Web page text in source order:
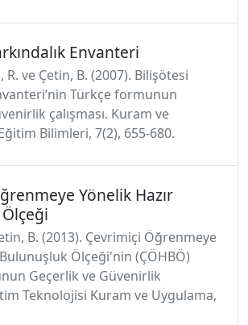
Envanteri
R. ve Çetin, B. (2007). Bilişötesi
Türkçe formunun
çalışması. Kuram ve
Bilimleri, 7(2), 655-680.
Yönelik Hazır
B. (2013). Çevrimiçi Öğrenmeye
Ölçeği'nin (ÇÖHBÖ)
Geçerlik ve Güvenirlik
Teknolojisi Kuram ve Uygulama,